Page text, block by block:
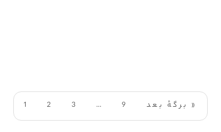
1 2 3 … 9 برگهٔ بعد »